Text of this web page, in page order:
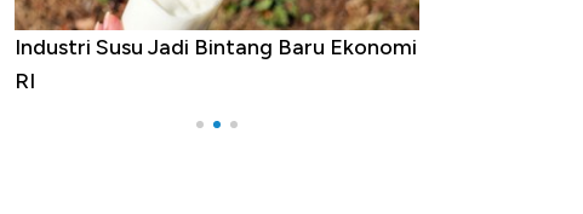
5 Raja Ekonomi Indonesia: Maaf, Gak
Ada Jawa!